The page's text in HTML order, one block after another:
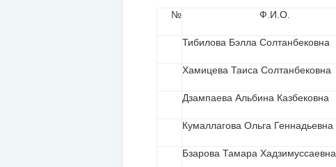
№ Ф.И.О.
Тибилова Бэлла Солтанбековна
Хамицева Таиса Солтанбековна
Дзампаева Альбина Казбековна
Кумаллагова Ольга Геннадьевна
Бзарова Тамара Хадзимуссаевна